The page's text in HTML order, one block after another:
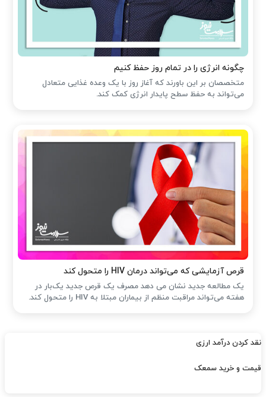
چگونه انرژی را در تمام روز حفظ کنیم
متخصصان بر این باورند که آغاز روز با یک وعده غذایی متعادل
می‌تواند به حفظ سطح پایدار انرژی کمک کند.
قرص آزمایشی که می‌تواند درمان HIV را متحول کند
یک مطالعه جدید نشان می دهد مصرف یک قرص جدید یک‌بار در
هفته می‌تواند مراقبت منظم از بیماران مبتلا به HIV را متحول کند.
نقد کردن درآمد ارزی
قیمت و خرید سمعک